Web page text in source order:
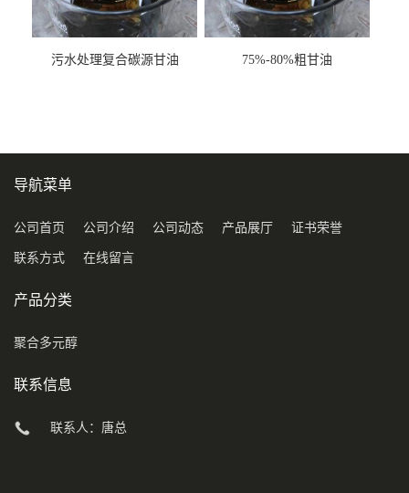
污水处理复合碳源甘油
75%-80%粗甘油
导航菜单
公司首页 公司介绍 公司动态 产品展厅 证书荣誉
联系方式 在线留言
产品分类
聚合多元醇
联系信息
联系人：唐总